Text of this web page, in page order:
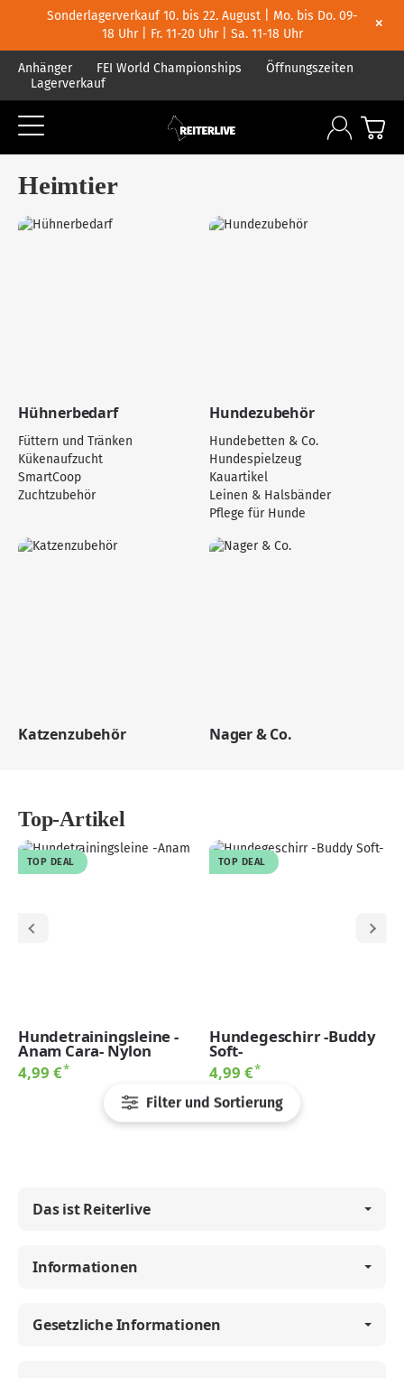
Sonderlagerverkauf 10. bis 22. August | Mo. bis Do. 09-
18 Uhr | Fr. 11-20 Uhr | Sa. 11-18 Uhr
×
Anhänger FEI World Championships
Öffnungszeiten
Lagerverkauf
Heimtier
Hühnerbedarf
Füttern und Tränken
Kükenaufzucht
SmartCoop
Zuchtzubehör
Hundezubehör
Hundebetten & Co.
Hundespielzeug
Kauartikel
Leinen & Halsbänder
Pflege für Hunde
Katzenzubehör Nager & Co.
Filter und Sortierung
Top-Artikel
TOP DEAL
Hundetrainingsleine -
Anam Cara- Nylon
4,99 €*
TOP DEAL
Hundegeschirr -Buddy
Soft-
4,99 €*
Das ist Reiterlive
Informationen
Gesetzliche Informationen